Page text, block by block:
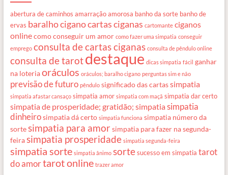
abertura de caminhos amarração amorosa banho da sorte banho de
ervas baralho ciganocartas ciganas cartomante ciganos
onlinecomo conseguir um amor como fazer uma simpatia conseguir
emprego consulta de cartas ciganas consulta de pêndulo online
consulta de tarotdestaque dicas simpatia fácil ganhar
na loteriaoráculos oráculos; baralho cigano perguntas sim e não
previsão de futuro pêndulo significado das cartassimpatia
simpatia afastar cansaço simpatia amor simpatia com maçã simpatia dar certo
simpatia de prosperidade; gratidão; simpatia simpatia
dinheirosimpatia dá certo simpatia funciona simpatia número da
sortesimpatia para amor simpatia para fazer na segunda-
feirasimpatia prosperidade simpatia segunda-feira
simpatia sorte simpatia ânimo sorte sucesso em simpatia tarot
do amortarot online trazer amor